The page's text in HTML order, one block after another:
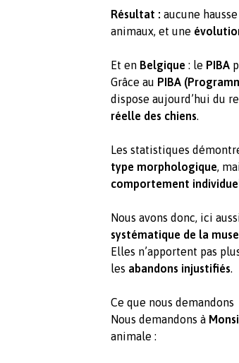
Résultat : aucune
animaux, et une
Et en Belgique : le PIBA
Grâce au PIBA
dispose aujourd’hui du
réelle des chiens.
Les statistiques
type morphologique,
comportement
Nous avons donc, ici
systématique de la
Elles n’apportent pas
les abandons injustifiés.
Ce que nous demandons
Nous demandons à
animale :